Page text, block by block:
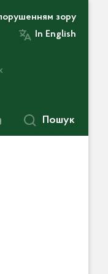
зору
In English
Пошук